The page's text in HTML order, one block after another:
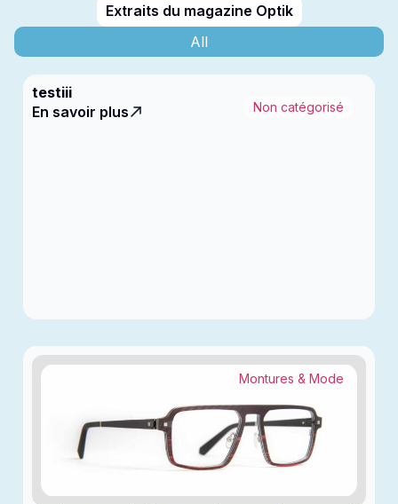
Extraits du magazine Optik
All
testiii
Non catégorisé
En savoir plus
Montures & Mode